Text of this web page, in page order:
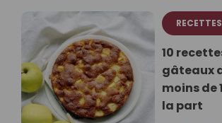
RECETTES
10
gâteaux
moins de
la part